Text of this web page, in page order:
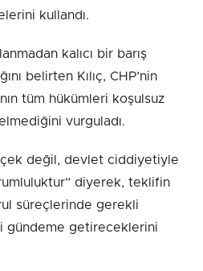
kullandı.
kalıcı bir barış
belirten Kılıç, CHP’nin
tüm hükümleri koşulsuz
vurguladı.
çek değil, devlet ciddiyetiyle
diyerek, teklifin
süreçlerinde gerekli
gündeme getireceklerini